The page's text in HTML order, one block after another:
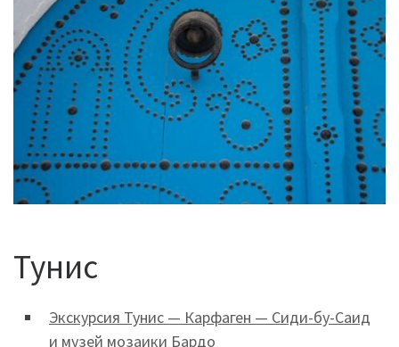
Тунис
Экскурсия Тунис — Карфаген — Сиди-бу-Саид
и музей мозаики Бардо